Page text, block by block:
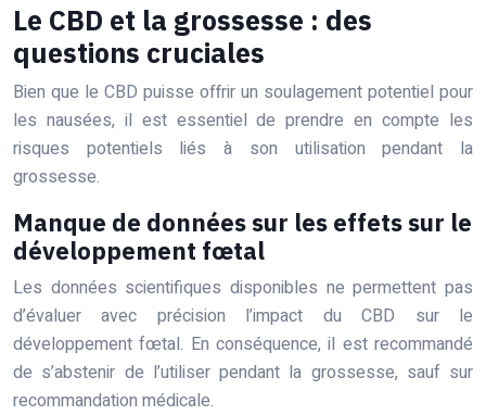
Le CBD et la grossesse : des
questions cruciales
Bien que le CBD puisse offrir un soulagement potentiel pour
les nausées, il est essentiel de prendre en compte les
risques potentiels liés à son utilisation pendant la
grossesse.
Manque de données sur les effets sur le
développement fœtal
Les données scientifiques disponibles ne permettent pas
d’évaluer avec précision l’impact du CBD sur le
développement fœtal. En conséquence, il est recommandé
de s’abstenir de l’utiliser pendant la grossesse, sauf sur
recommandation médicale.